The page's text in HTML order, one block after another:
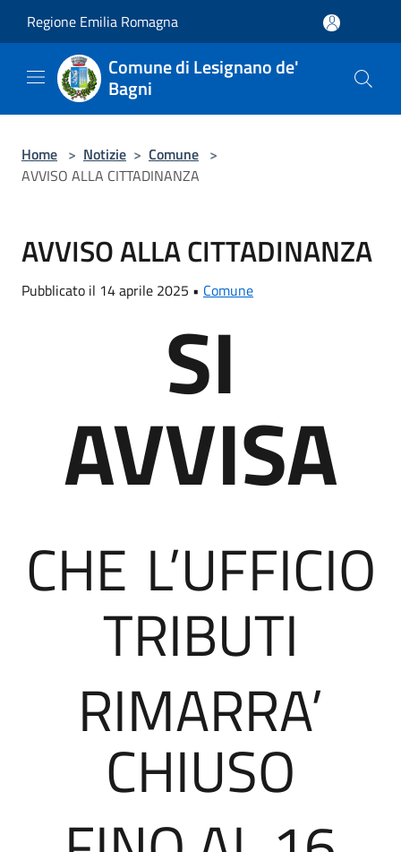
Regione Emilia Romagna
Comune di Lesignano de'
Bagni
Home > Notizie > Comune >
AVVISO ALLA CITTADINANZA
AVVISO ALLA CITTADINANZA
Pubblicato il 14 aprile 2025 • Comune
SI
AVVISA
CHE L’UFFICIO
TRIBUTI
RIMARRA’
CHIUSO